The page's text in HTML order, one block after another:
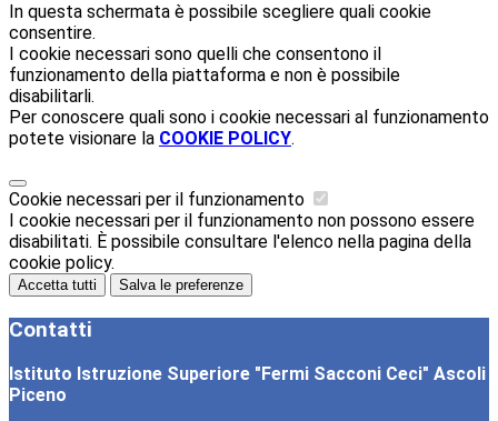
In questa schermata è possibile scegliere quali cookie
consentire.
I cookie necessari sono quelli che consentono il
funzionamento della piattaforma e non è possibile
disabilitarli.
Per conoscere quali sono i cookie necessari al funzionamento
potete visionare la COOKIE POLICY.
Cookie necessari per il funzionamento
I cookie necessari per il funzionamento non possono essere
disabilitati. È possibile consultare l'elenco nella pagina della
cookie policy.
Accetta tutti Salva le preferenze
Contatti
Istituto Istruzione Superiore "Fermi Sacconi Ceci" Ascoli
Piceno